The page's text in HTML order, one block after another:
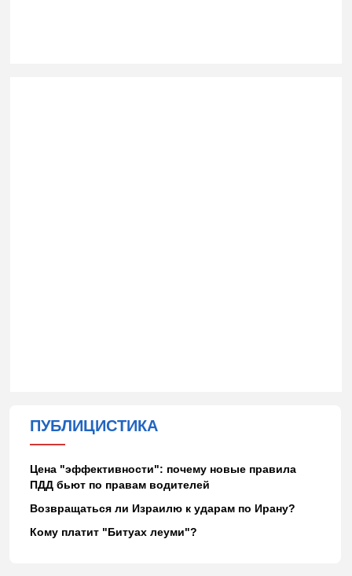
ПУБЛИЦИСТИКА
Цена "эффективности": почему новые правила
ПДД бьют по правам водителей
Возвращаться ли Израилю к ударам по Ирану?
Кому платит "Битуах леуми"?